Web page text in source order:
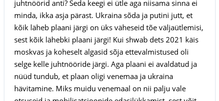
juhtnöörid anti? Seda keegi ei ütle aga niisama sinna ei
minda, ikka asja pärast. Ukraina sõda ja putini jutt, et
kõik läheb plaani järgi on üks väheseid tõe väljaütlemisi,
sest kõik lähebki plaani järgi! Kui shwab dets 2021 käis
moskvas ja koheselt algasid sõja ettevalmistused oli
selge kelle juhtnööride järgi. Aga plaani ei avaldatud ja
nüüd tundub, et plaan oligi venemaa ja ukraina
hävitamine. Miks muidu venemaal on nii palju vale